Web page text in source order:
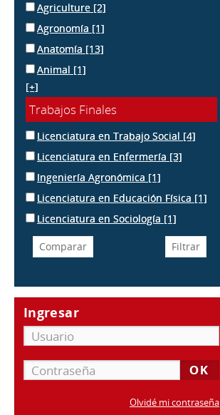
Agriculture [2]
Agronomía [1]
Anatomía [13]
Animal [1]
[+]
Trabajos Finales
Licenciatura en Trabajo Social [4]
Licenciatura en Enfermería [3]
Ingeniería Agronómica [1]
Licenciatura en Educación Física [1]
Licenciatura en Sociología [1]
Ingresar
Olvidé mi contraseña